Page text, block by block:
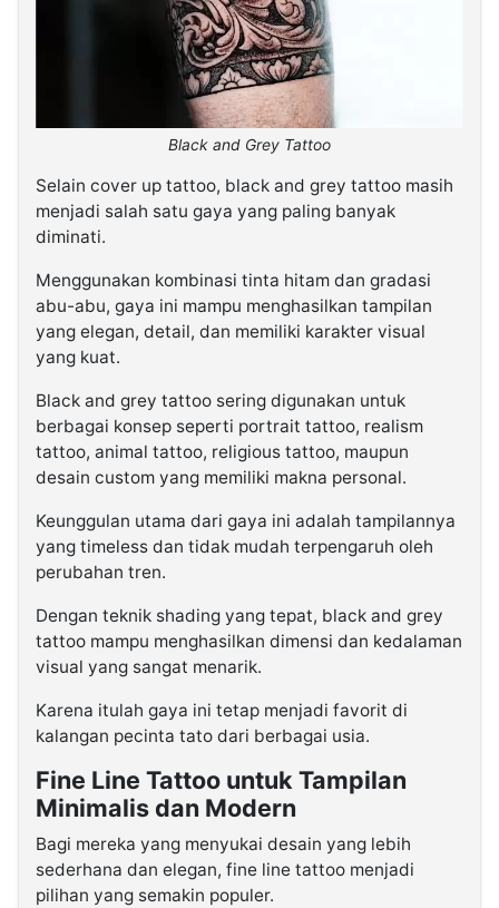
Black and Grey Tattoo
Selain cover up tattoo, black and grey tattoo masih
menjadi salah satu gaya yang paling banyak
diminati.
Menggunakan kombinasi tinta hitam dan gradasi
abu-abu, gaya ini mampu menghasilkan tampilan
yang elegan, detail, dan memiliki karakter visual
yang kuat.
Black and grey tattoo sering digunakan untuk
berbagai konsep seperti portrait tattoo, realism
tattoo, animal tattoo, religious tattoo, maupun
desain custom yang memiliki makna personal.
Keunggulan utama dari gaya ini adalah tampilannya
yang timeless dan tidak mudah terpengaruh oleh
perubahan tren.
Dengan teknik shading yang tepat, black and grey
tattoo mampu menghasilkan dimensi dan kedalaman
visual yang sangat menarik.
Karena itulah gaya ini tetap menjadi favorit di
kalangan pecinta tato dari berbagai usia.
Fine Line Tattoo untuk Tampilan
Minimalis dan Modern
Bagi mereka yang menyukai desain yang lebih
sederhana dan elegan, fine line tattoo menjadi
pilihan yang semakin populer.